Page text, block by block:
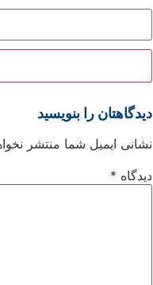
دیدگاهتان را بنویسید
نشانی ایمیل شما منتشر
دیدگاه *